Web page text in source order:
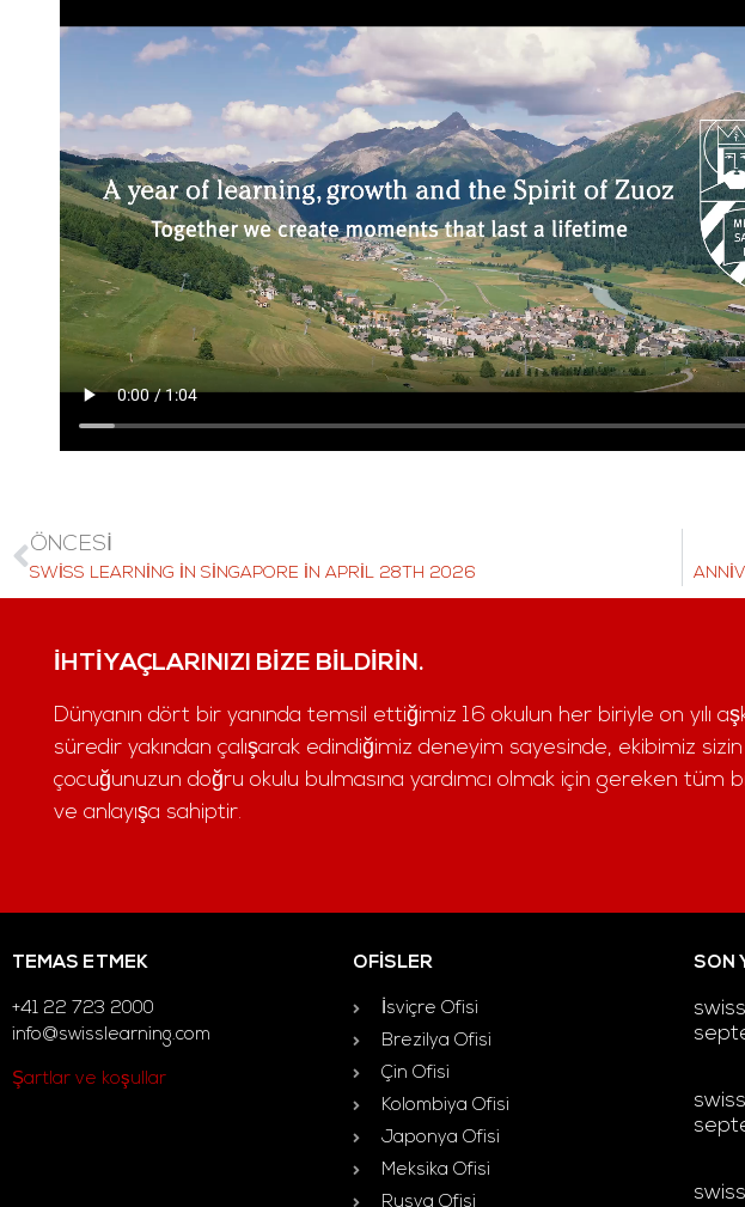
ÖNCESI
SWISS LEARNING IN SINGAPORE IN APRIL 28TH 2026
İHTIYAÇLARINIZI BIZE BILDIRIN.
Dünyanın dört bir yanında temsil ettiğimiz 16 okulun her biriyle on yılı
süredir yakından çalışarak edindiğimiz deneyim sayesinde, ekibimiz
çocuğunuzun doğru okulu bulmasına yardımcı olmak için gereken tüm
ve anlayışa sahiptir.
TEMAS ETMEK
+41 22 723 2000
info@swisslearning.com
Şartlar ve koşullar
OFISLER
İsviçre Ofisi
Brezilya Ofisi
Çin Ofisi
Kolombiya Ofisi
Japonya Ofisi
Meksika Ofisi
Rusya Ofisi
SON